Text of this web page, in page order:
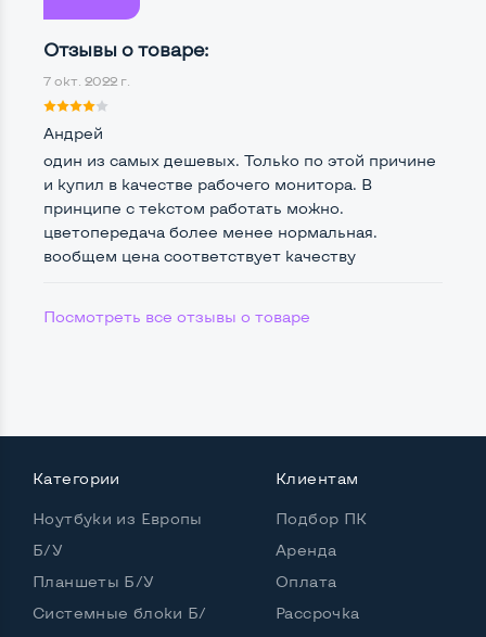
Разъемы подключения:
Крепление сзади, типа VESA
Интерфейс подключения VGA
Интерфейс подключения DVI
Интерфейс подключения HDMIНет
Интерфейс подключения Display portНет
Нет
Встроенные динамики
Особенности (изогнутый экран, цвет и пр.)
ЦветСеребро
Отзывы о товаре:
7 окт. 2022 г.
Андрей
один из самых дешевых. Только по этой причине
и купил в качестве рабочего монитора. В
принципе с текстом работать можно.
цветопередача более менее нормальная.
вообщем цена соответствует качеству
Посмотреть все отзывы о товаре
Категории
Ноутбуки из Европы
Б/У
Планшеты Б/У
Системные блоки Б/
Клиентам
Подбор ПК
Аренда
Оплата
Рассрочка